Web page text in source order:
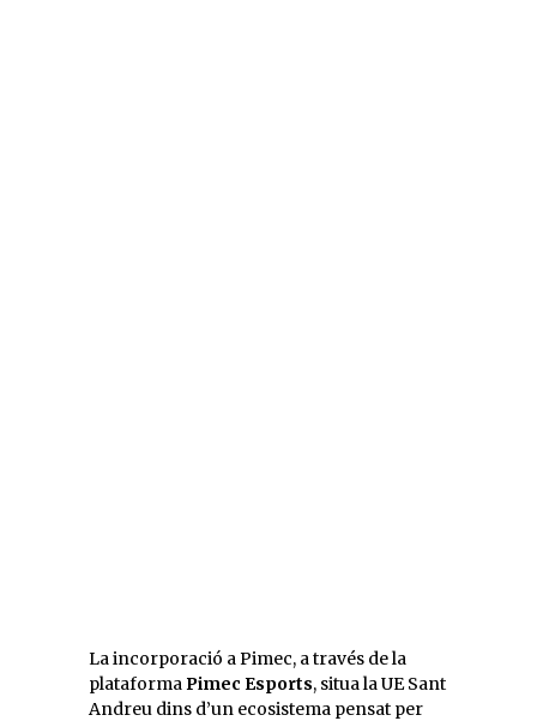
La incorporació a Pimec, a través de la
plataformaPimec Esports, situa la UE Sant
Andreu dins d’un ecosistema pensat per